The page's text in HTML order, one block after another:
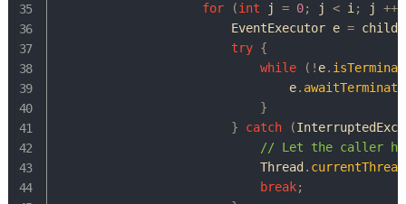
for (int j = 0; j < i ; j ++)
EventExecutor e =
try {
while
( ! e.
                                e
.
}
}
catch (
// Let the caller
Thread . currentThread
break;